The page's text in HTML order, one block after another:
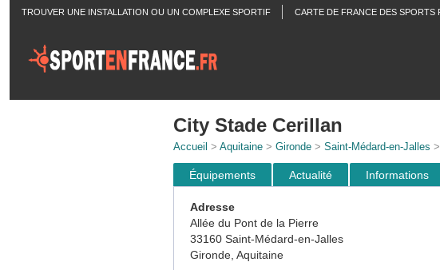
TROUVER UNE INSTALLATION OU UN COMPLEXE SPORTIF CARTE DE FRANCE DES SPORTS
City Stade Cerillan
Accueil > Aquitaine> Gironde> Saint-Médard-en-Jalles
Équipements Actualité Informations
Adresse
Allée du Pont de la Pierre
33160 Saint-Médard-en-Jalles
Gironde, Aquitaine